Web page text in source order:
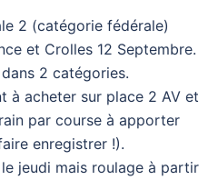
2 (catégorie fédérale)
et Crolles 12 Septembre.
2 catégories.
à acheter sur place 2 AV et
par course à apporter
enregistrer !).
jeudi mais roulage à partir